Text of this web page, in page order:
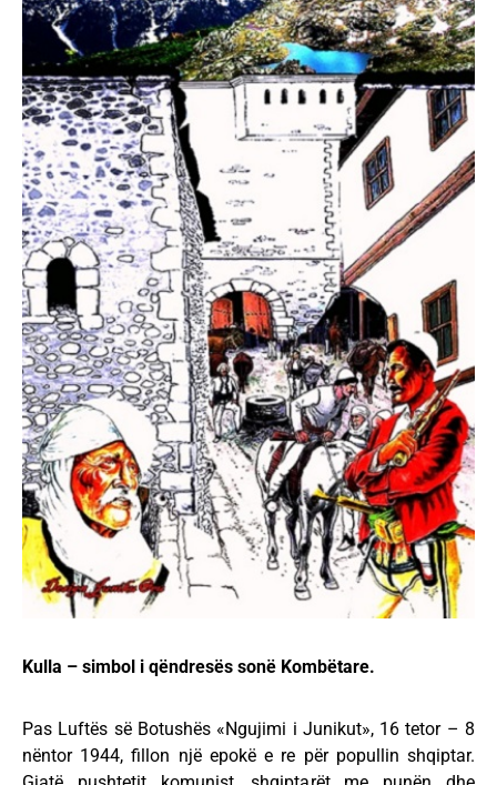
Kulla – simbol i qëndresës sonë Kombëtare.
Pas Luftës së Botushës «Ngujimi i Junikut», 16 tetor – 8
nëntor 1944, fillon një epokë e re për popullin shqiptar.